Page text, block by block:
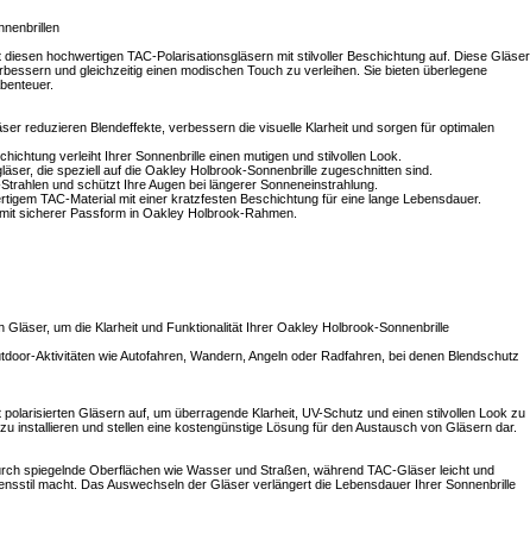
hochwertigen TAC-Polarisationsgläsern mit stilvoller Beschichtung auf. Diese Gläser
und gleichzeitig einen modischen Touch zu verleihen. Sie bieten überlegene
reduzieren Blendeffekte, verbessern die visuelle Klarheit und sorgen für optimalen
verleiht Ihrer Sonnenbrille einen mutigen und stilvollen Look.
die speziell auf die Oakley Holbrook-Sonnenbrille zugeschnitten sind.
und schützt Ihre Augen bei längerer Sonneneinstrahlung.
TAC-Material mit einer kratzfesten Beschichtung für eine lange Lebensdauer.
sicherer Passform in Oakley Holbrook-Rahmen.
um die Klarheit und Funktionalität Ihrer Oakley Holbrook-Sonnenbrille
Aktivitäten wie Autofahren, Wandern, Angeln oder Radfahren, bei denen Blendschutz
Gläsern auf, um überragende Klarheit, UV-Schutz und einen stilvollen Look zu
installieren und stellen eine kostengünstige Lösung für den Austausch von Gläsern dar.
spiegelnde Oberflächen wie Wasser und Straßen, während TAC-Gläser leicht und
macht. Das Auswechseln der Gläser verlängert die Lebensdauer Ihrer Sonnenbrille